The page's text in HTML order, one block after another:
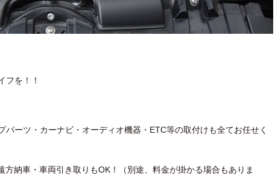
フを！！
パーツ・カーナビ・オーディオ機器・ETC等の取付けも全てお任せく
納車・車両引き取りもOK！（別途、料金が掛かる場合もありま